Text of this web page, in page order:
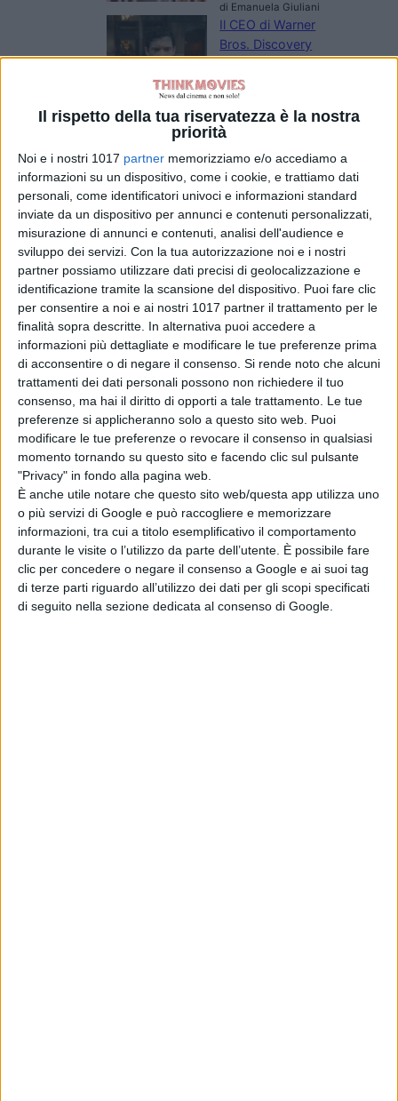
Il rispetto della tua riservatezza è la nostra
priorità
Noi e i nostri 1017 partner memorizziamo e/o accediamo a
informazioni su un dispositivo, come i cookie, e trattiamo dati
personali, come identificatori univoci e informazioni standard
inviate da un dispositivo per annunci e contenuti personalizzati,
misurazione di annunci e contenuti, analisi dell'audience e
sviluppo dei servizi. Con la tua autorizzazione noi e i nostri
partner possiamo utilizzare dati precisi di geolocalizzazione e
identificazione tramite la scansione del dispositivo. Puoi fare clic
per consentire a noi e ai nostri 1017 partner il trattamento per le
finalità sopra descritte. In alternativa puoi accedere a
informazioni più dettagliate e modificare le tue preferenze prima
di acconsentire o di negare il consenso. Si rende noto che alcuni
trattamenti dei dati personali possono non richiedere il tuo
consenso, ma hai il diritto di opporti a tale trattamento. Le tue
preferenze si applicheranno solo a questo sito web. Puoi
modificare le tue preferenze o revocare il consenso in qualsiasi
momento tornando su questo sito e facendo clic sul pulsante
"Privacy" in fondo alla pagina web.
È anche utile notare che questo sito web/questa app utilizza uno
o più servizi di Google e può raccogliere e memorizzare
informazioni, tra cui a titolo esemplificativo il comportamento
durante le visite o l’utilizzo da parte dell’utente. È possibile fare
clic per concedere o negare il consenso a Google e ai suoi tag
di terze parti riguardo all’utilizzo dei dati per gli scopi specificati
di seguito nella sezione dedicata al consenso di Google.
di Emanuela Giuliani
Il CEO di Warner
Bros. Discovery
esalta Superman:
Man of
Tomorrow:
“Immagini
fantastiche”
di Emanuela Giuliani
Coyote vs Acme:
il nuovo trailer e
poster del film al
cinema a
settembre
di La Redazione
Hokum, debutto
da brividi al box
office: l’horror
con Adam Scott
conquista l’Italia
di La Redazione
La Città dei Vivi: il
trailer e il poster
del nuovo film di
Edoardo
di La Redazione
Chi siamoContattiPrivacy PolicyCookie Policy
Emanuela Giuliani CFGLNMNL77T43L639Disclaimer